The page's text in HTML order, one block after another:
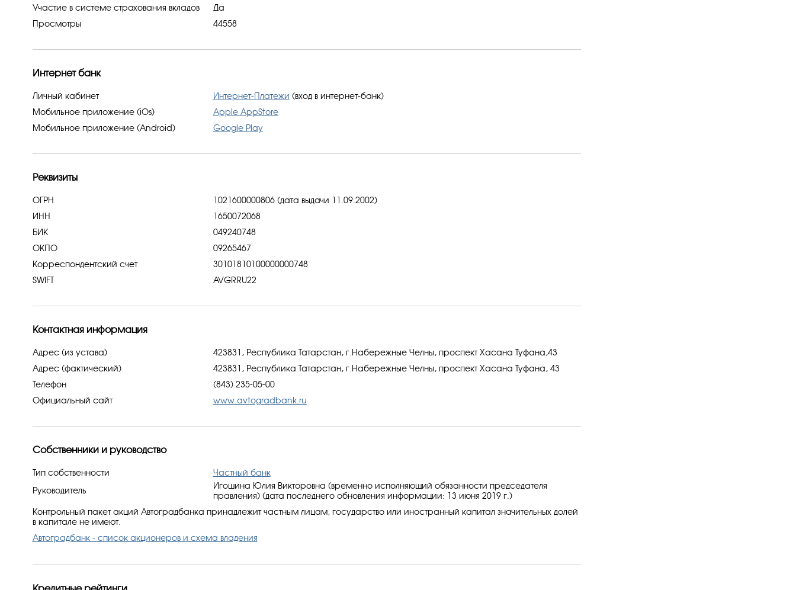
Участие в системе страхования вкладов
Да
Просмотры
44558
Интернет банк
Личный кабинет Интернет-Платежи (вход в интернет-банк)
Мобильное приложение (iOs)
Apple AppStore
Мобильное приложение (Android)
Google Play
Реквизиты
ОГРН
1021600000806 (дата выдачи 11.09.2002)
ИНН
1650072068
БИК
049240748
ОКПО
09265467
Корреспондентский счет
30101810100000000748
SWIFT
AVGRRU22
Контактная информация
Адрес (из устава)
423831, Республика Татарстан, г.Набережные Челны, проспект Хасана Туфана,43
Адрес (фактический)
423831, Республика Татарстан, г.Набережные Челны, проспект Хасана Туфана, 43
Телефон
(843) 235-05-00
Официальный сайт
www.avtogradbank.ru
Собственники и руководство
Тип собственности
Частный банк
Руководитель
Игошина Юлия Викторовна (временно исполняющий обязанности председателя
правления) (дата последнего обновления информации: 13 июня 2019 г.)
Контрольный пакет акций Автоградбанка принадлежит частным лицам, государство или иностранный капитал значительных долей
в капитале не имеют.
Автоградбанк - список акционеров и схема владения